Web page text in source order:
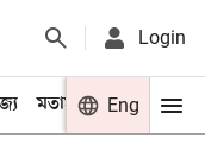
Login
মতামত খেলা
Eng